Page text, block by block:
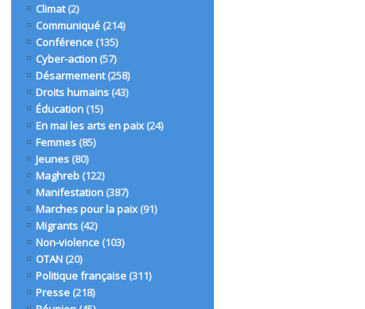
Climat(2)
Communiqué (214)
Conférence (135)
Cyber-action (57)
Désarmement(258)
Droits humains (43)
Éducation (15)
En mai les arts en paix (24)
Femmes (85)
Jeunes (80)
Maghreb (122)
Manifestation (387)
Marches pour la paix (91)
Migrants (42)
Non-violence (103)
OTAN (20)
Politique française (311)
Presse (218)